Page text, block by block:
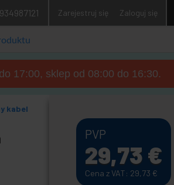
Zarejestruj się Zaloguj się
17:00, sklep od 08:00 do 16:30.
kabel
PVP
29,73 €
Cena z VAT: 29,73 €